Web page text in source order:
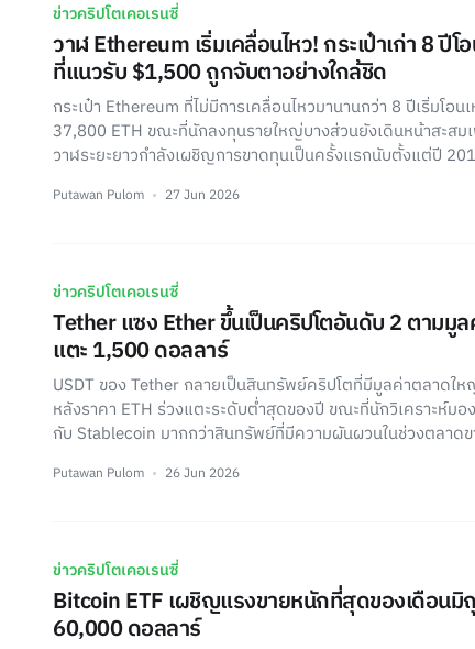
ข่าวคริปโตเคอเรนซี่
วาฬ Ethereum เริ่มเคลื่อนไหว! กระเป๋าเก่า 8 ปี
ที่แนวรับ $1,500 ถูกจับตาอย่างใกล้ชิด
กระเป๋า Ethereum ที่ไม่มีการเคลื่อนไหวมานานกว่า 8 ปีเริ่มโ
37,800 ETH ขณะที่นักลงทุนรายใหญ่บางส่วนยังเดินหน้าสะสม
วาฬระยะยาวกำลังเผชิญการขาดทุนเป็นครั้งแรกนับตั้งแต่ปี
Putawan Pulom 27 Jun 2026
ข่าวคริปโตเคอเรนซี่
Tether แซง Ether ขึ้นเป็นคริปโตอันดับ 2 ตามมู
แตะ 1,500 ดอลลาร์
USDT ของ Tether กลายเป็นสินทรัพย์คริปโตที่มีมูลค่าตลาดใ
หลังราคา ETH ร่วงแตะระดับต่ำสุดของปี ขณะที่นักวิเคราะห์ม
กับ Stablecoin มากกว่าสินทรัพย์ที่มีความผันผวนในช่วงตลาด
Putawan Pulom 26 Jun 2026
ข่าวคริปโตเคอเรนซี่
Bitcoin ETF เผชิญแรงขายหนักที่สุดของเดือน
60,000 ดอลลาร์